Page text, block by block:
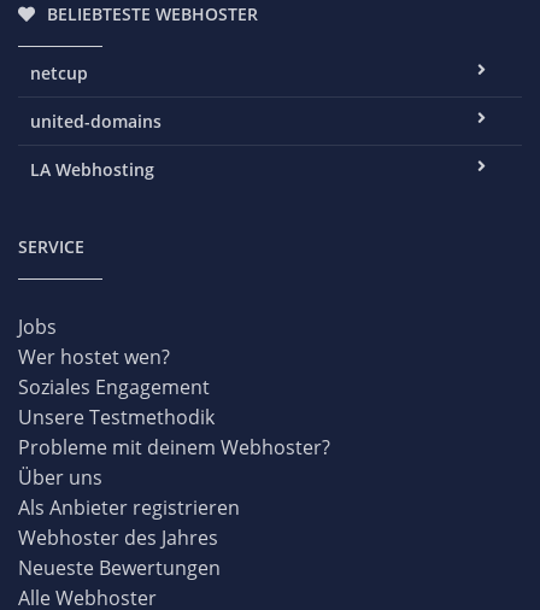
BELIEBTESTE WEBHOSTER
netcup
united-domains
LA Webhosting
SERVICE
Jobs
Wer hostet wen?
Soziales Engagement
Unsere Testmethodik
Probleme mit deinem Webhoster?
Über uns
Als Anbieter registrieren
Webhoster des Jahres
Neueste Bewertungen
Alle Webhoster